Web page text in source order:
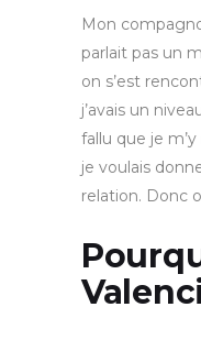
Mon
parlait pas un
on s’est
j’avais un
fallu que je
je voulais
relation. Donc